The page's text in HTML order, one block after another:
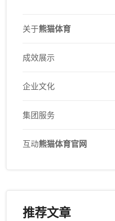
关于熊猫体育
成效展示
企业文化
集团服务
互动熊猫体育官网
推荐文章